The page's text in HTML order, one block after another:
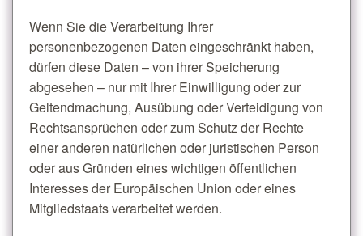
Wenn Sie die Verarbeitung Ihrer
personenbezogenen Daten eingeschränkt haben,
dürfen diese Daten – von ihrer Speicherung
abgesehen – nur mit Ihrer Einwilligung oder zur
Geltendmachung, Ausübung oder Verteidigung von
Rechtsansprüchen oder zum Schutz der Rechte
einer anderen natürlichen oder juristischen Person
oder aus Gründen eines wichtigen öffentlichen
Interesses der Europäischen Union oder eines
Mitgliedstaats verarbeitet werden.